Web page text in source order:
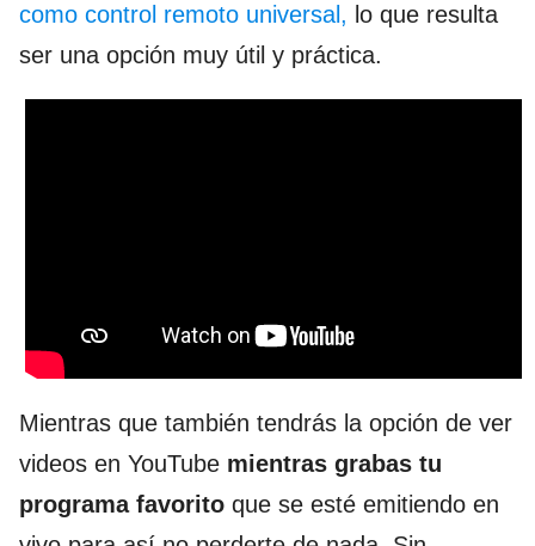
como control remoto universal, lo que resulta
ser una opción muy útil y práctica.
Mientras que también tendrás la opción de ver
videos en YouTube mientras grabas tu
programa favorito que se esté emitiendo en